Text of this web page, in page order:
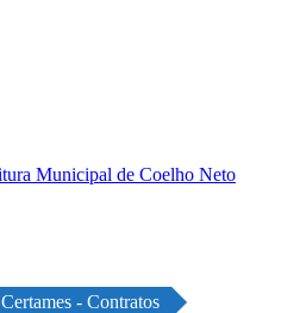
Certames - Contratos